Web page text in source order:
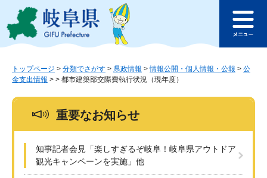
ジ
ュ
このページの本文へ
ュ
トップページ > 分類でさがす > 県政情報 >情報公開・個人情報・公報 > 公
金支出情報 > > 都市建築部交際費執行状況（現年度）
重要なお知らせ
知事記者会見「楽しすぎるぞ岐阜！岐阜県アウトドア
観光キャンペーンを実施」他